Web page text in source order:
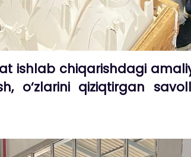
ishlab chiqarishdagi
o‘zlarini qiziqtirgan